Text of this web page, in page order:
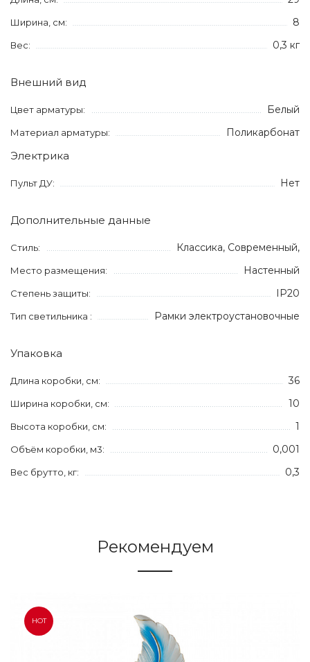
Ширина, см: 8
Вес: 0,3 кг
Внешний вид
Цвет арматуры: Белый
Материал арматуры: Поликарбонат
Электрика
Пульт ДУ: Нет
Дополнительные данные
Стиль: Классика, Современный,
Место размещения: Настенный
Степень защиты: IP20
Тип светильника : Рамки электроустановочные
Упаковка
Длина коробки, см: 36
Ширина коробки, см: 10
Высота коробки, см: 1
Объём коробки, м3: 0,001
Вес брутто, кг: 0,3
Рекомендуем
HOT